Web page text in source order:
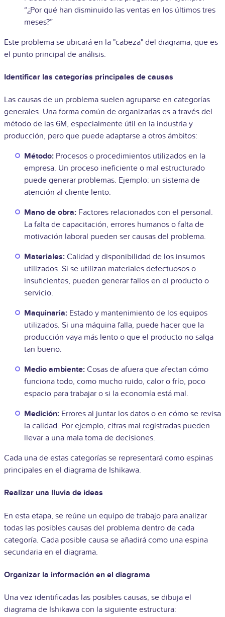
“¿Por qué han disminuido las ventas en los últimos tres
meses?”
Este problema se ubicará en la "cabeza" del diagrama, que es
el punto principal de análisis.
Identificar las categorías principales de causas
Las causas de un problema suelen agruparse en categorías
generales. Una forma común de organizarlas es a través del
método de las 6M, especialmente útil en la industria y
producción, pero que puede adaptarse a otros ámbitos:
Método: Procesos o procedimientos utilizados en la
empresa. Un proceso ineficiente o mal estructurado
puede generar problemas. Ejemplo: un sistema de
atención al cliente lento.
Mano de obra: Factores relacionados con el personal.
La falta de capacitación, errores humanos o falta de
motivación laboral pueden ser causas del problema.
Materiales: Calidad y disponibilidad de los insumos
utilizados. Si se utilizan materiales defectuosos o
insuficientes, pueden generar fallos en el producto o
servicio.
Maquinaria: Estado y mantenimiento de los equipos
utilizados. Si una máquina falla, puede hacer que la
producción vaya más lento o que el producto no salga
tan bueno.
Medio ambiente: Cosas de afuera que afectan cómo
funciona todo, como mucho ruido, calor o frío, poco
espacio para trabajar o si la economía está mal.
Medición: Errores al juntar los datos o en cómo se revisa
la calidad. Por ejemplo, cifras mal registradas pueden
llevar a una mala toma de decisiones.
Cada una de estas categorías se representará como espinas
principales en el diagrama de Ishikawa.
Realizar una lluvia de ideas
En esta etapa, se reúne un equipo de trabajo para analizar
todas las posibles causas del problema dentro de cada
categoría. Cada posible causa se añadirá como una espina
secundaria en el diagrama.
Organizar la información en el diagrama
Una vez identificadas las posibles causas, se dibuja el
diagrama de Ishikawa con la siguiente estructura: